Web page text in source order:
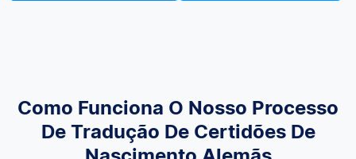
Como Funciona O Nosso Processo
De Tradução De Certidões De